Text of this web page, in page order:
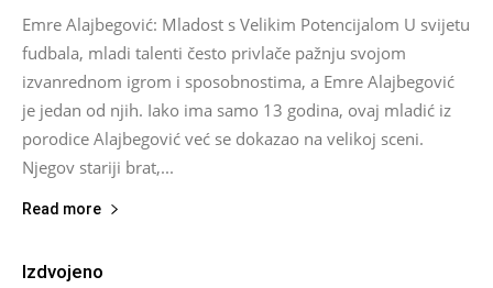
Emre Alajbegović: Mladost s Velikim Potencijalom U svijetu
fudbala, mladi talenti često privlače pažnju svojom
izvanrednom igrom i sposobnostima, a Emre Alajbegović
je jedan od njih. Iako ima samo 13 godina, ovaj mladić iz
porodice Alajbegović već se dokazao na velikoj sceni.
Njegov stariji brat,...
Read more
Izdvojeno